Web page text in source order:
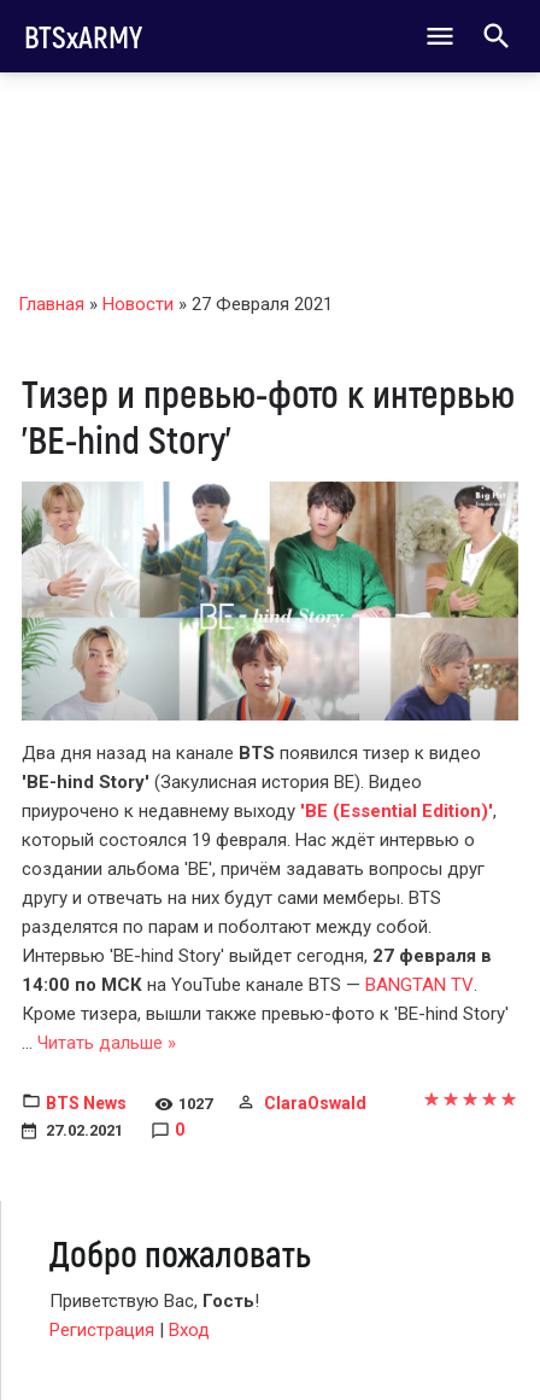
BTSxARMY
Главная » Новости » 27 Февраля 2021
Тизер и превью-фото к интервью
'BE-hind Story'
Два дня назад на канале BTS появился тизер к видео
'BE-hind Story' (Закулисная история BE). Видео
приурочено к недавнему выходу 'BE (Essential Edition)',
который состоялся 19 февраля. Нас ждёт интервью о
создании альбома 'BE', причём задавать вопросы друг
другу и отвечать на них будут сами мемберы. BTS
разделятся по парам и поболтают между собой.
Интервью 'BE-hind Story' выйдет сегодня, 27 февраля в
14:00 по МСК на YouTube канале BTS — BANGTAN TV.
Кроме тизера, вышли также превью-фото к 'BE-hind Story'
... Читать дальше »
BTS News 1027 ClaraOswald
27.02.2021 0
Добро пожаловать
Приветствую Вас, Гость!
Регистрация | Вход